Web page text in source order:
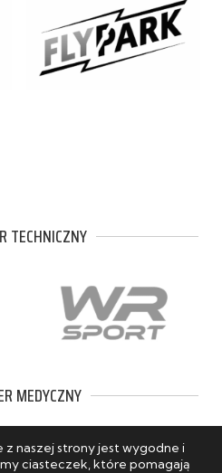
TECHNICZNY
MEDYCZNY
z naszej strony jest wygodne i
ciasteczek, które pomagają